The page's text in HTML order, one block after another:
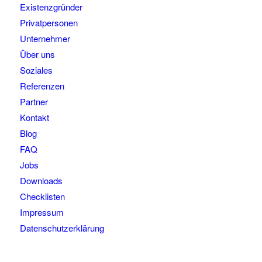
Existenzgründer
Privatpersonen
Unternehmer
Über uns
Soziales
Referenzen
Partner
Kontakt
Blog
FAQ
Jobs
Downloads
Checklisten
Impressum
Datenschutzerklärung